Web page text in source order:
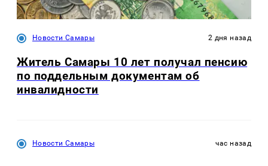
Новости Самары 2 дня назад
Житель Самары 10 лет получал пенсию
по поддельным документам об
инвалидности
Новости Самары час назад